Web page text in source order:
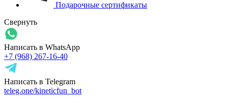
Подарочные сертификаты
Свернуть
Написать в WhatsApp
+7 (968) 267-16-40
Написать в Telegram
teleg.one/kineticfun_bot